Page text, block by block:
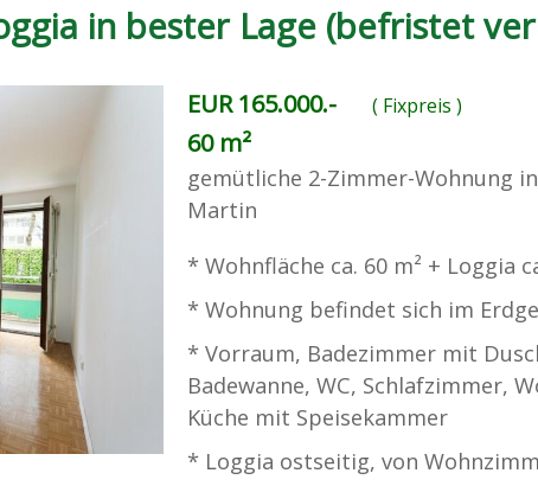
in bester Lage (befristet
EUR 165.000.- ( Fixpreis )
60 m²
gemütliche 2-Zimmer-Wohnung
Martin
* Wohnfläche ca. 60 m² + Loggia
* Wohnung befindet sich im
* Vorraum, Badezimmer mit
Badewanne, WC, Schlafzimmer,
Küche mit Speisekammer
* Loggia ostseitig, von